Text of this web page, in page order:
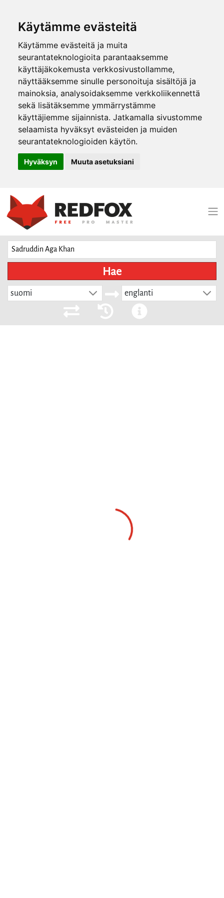
Käytämme evästeitä
Käytämme evästeitä ja muita
seurantateknologioita parantaaksemme
käyttäjäkokemusta verkkosivustollamme,
näyttääksemme sinulle personoituja sisältöjä ja
mainoksia, analysoidaksemme verkkoliikennettä
sekä lisätäksemme ymmärrystämme
käyttäjiemme sijainnista. Jatkamalla sivustomme
selaamista hyväksyt evästeiden ja muiden
seurantateknologioiden käytön.
Hyväksyn Muuta asetuksiani
Hae
suomi englanti